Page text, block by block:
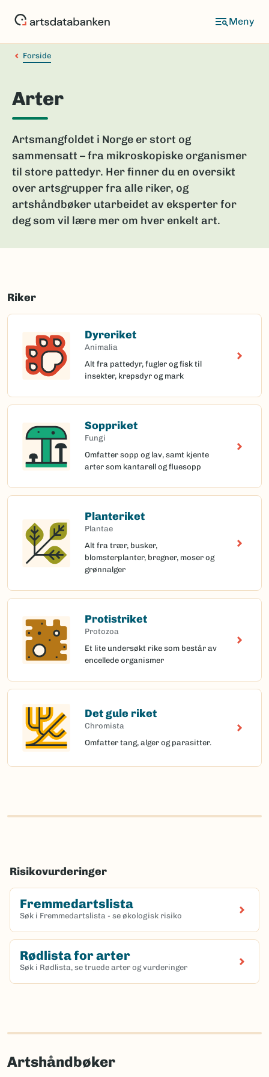
Forside
Arter
Artsmangfoldet i Norge er stort og
sammensatt – fra mikroskopiske organismer
til store pattedyr. Her finner du en oversikt
over artsgrupper fra alle riker, og
artshåndbøker utarbeidet av eksperter for
deg som vil lære mer om hver enkelt art.
Riker
Dyreriket
Animalia
Alt fra pattedyr, fugler og fisk til
insekter, krepsdyr og mark
Soppriket
Fungi
Omfatter sopp og lav, samt kjente
arter som kantarell og fluesopp
Planteriket
Plantae
Alt fra trær, busker,
blomsterplanter, bregner, moser og
grønnalger
Protistriket
Protozoa
Et lite undersøkt rike som består av
encellede organismer
Det gule riket
Chromista
Omfatter tang, alger og parasitter.
Risikovurderinger
Fremmedartslista
Søk i Fremmedartslista - se økologisk risiko
Rødlista for arter
Søk i Rødlista, se truede arter og vurderinger
Artshåndbøker